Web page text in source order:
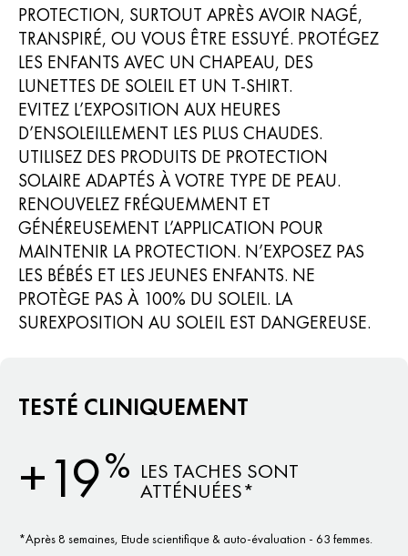
PROTECTION, SURTOUT APRÈS AVOIR NAGÉ,
TRANSPIRÉ, OU VOUS ÊTRE ESSUYÉ. PROTÉGEZ
LES ENFANTS AVEC UN CHAPEAU, DES
LUNETTES DE SOLEIL ET UN T-SHIRT.
EVITEZ L’EXPOSITION AUX HEURES
D’ENSOLEILLEMENT LES PLUS CHAUDES.
UTILISEZ DES PRODUITS DE PROTECTION
SOLAIRE ADAPTÉS À VOTRE TYPE DE PEAU.
RENOUVELEZ FRÉQUEMMENT ET
GÉNÉREUSEMENT L’APPLICATION POUR
MAINTENIR LA PROTECTION. N’EXPOSEZ PAS
LES BÉBÉS ET LES JEUNES ENFANTS. NE
PROTÈGE PAS À 100% DU SOLEIL. LA
SUREXPOSITION AU SOLEIL EST DANGEREUSE.
TESTÉ CLINIQUEMENT
+19% LES TACHES SONT
ATTÉNUÉES*
*Après 8 semaines, Etude scientifique & auto-évaluation - 63 femmes.